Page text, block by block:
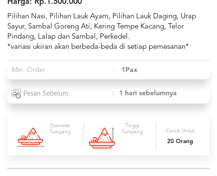
Harga: Rp.1.500.000
Pilihan Nasi, Pilihan Lauk Ayam, Pilihan Lauk Daging, Urap
Sayur, Sambal Goreng Ati, Kering Tempe Kacang, Telor
Pindang, Lalap dan Sambal, Perkedel.
*variasi ukiran akan berbeda-beda di setiap pemesanan*
Min. Order : 1Pax
Pesan Sebelum : 1 hari sebelumnya
Diameter
Tumpeng
Tinggi
Tumpeng
Cocok Untuk
20 Orang